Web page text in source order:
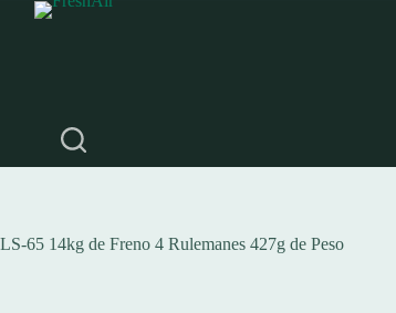
65 14kg de Freno 4 Rulemanes 427g de Peso